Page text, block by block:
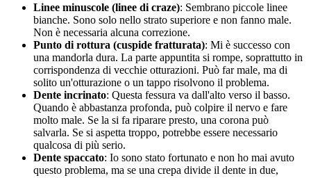
Linee minuscole (linee di craze): Sembrano piccole linee
bianche. Sono solo nello strato superiore e non fanno male.
Non è necessaria alcuna correzione.
Punto di rottura (cuspide fratturata): Mi è successo con
una mandorla dura. La parte appuntita si rompe, soprattutto in
corrispondenza di vecchie otturazioni. Può far male, ma di
solito un'otturazione o un tappo risolvono il problema.
Dente incrinato: Questa fessura va dall'alto verso il basso.
Quando è abbastanza profonda, può colpire il nervo e fare
molto male. Se la si fa riparare presto, una corona può
salvarla. Se si aspetta troppo, potrebbe essere necessario
qualcosa di più serio.
Dente spaccato: Io sono stato fortunato e non ho mai avuto
questo problema, ma se una crepa divide il dente in due,